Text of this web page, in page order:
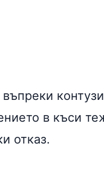
в къси
отказ.